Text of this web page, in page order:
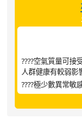
????空氣質量可接
人群健康有較弱影
????極少數異常敏